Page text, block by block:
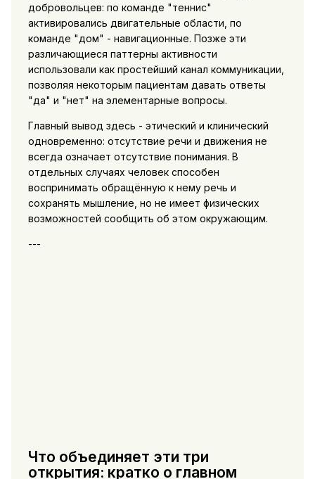
добровольцев: по команде "теннис"
активировались двигательные области, по
команде "дом" - навигационные. Позже эти
различающиеся паттерны активности
использовали как простейший канал коммуникации,
позволяя некоторым пациентам давать ответы
"да" и "нет" на элементарные вопросы.
Главный вывод здесь - этический и клинический
одновременно: отсутствие речи и движения не
всегда означает отсутствие понимания. В
отдельных случаях человек способен
воспринимать обращённую к нему речь и
сохранять мышление, но не имеет физических
возможностей сообщить об этом окружающим.
---
Что объединяет эти три
открытия: кратко о главном